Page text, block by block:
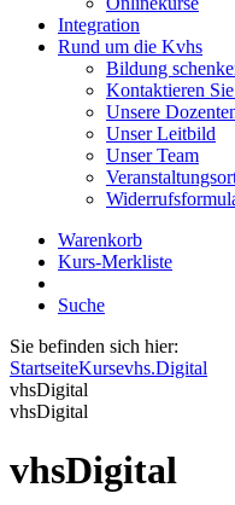
Integration
Rund um die Kvhs
Bildung
Kontaktieren
Unsere
Unser Leitbild
Unser Team
Warenkorb
Kurs-Merkliste
Suche
Sie befinden sich hier:
StartseiteKursevhs.Digital
vhsDigital
vhsDigital
vhsDigital